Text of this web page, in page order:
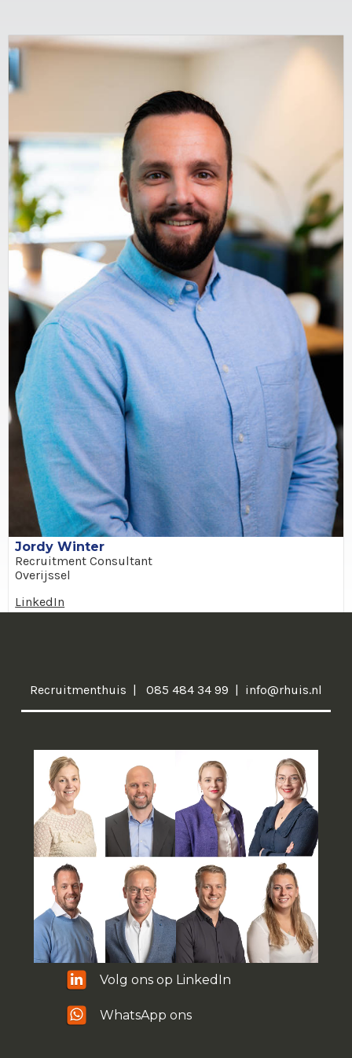
Jordy Winter
Recruitment Consultant
Overijssel
LinkedIn
Recruitmenthuis 085 484 34 99 info@rhuis.nl
Volg ons op LinkedIn
WhatsApp ons